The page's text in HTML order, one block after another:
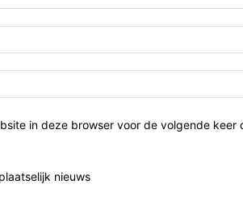
in deze browser voor de volgende keer
nieuws